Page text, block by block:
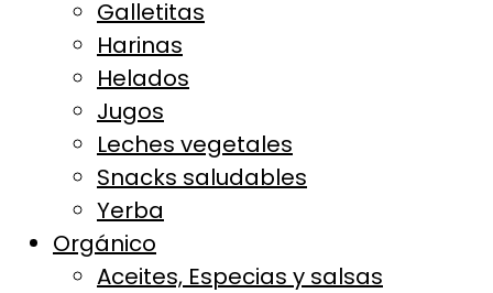
Galletitas
Harinas
Helados
Jugos
Leches vegetales
Snacks saludables
Yerba
Orgánico
Aceites, Especias y salsas